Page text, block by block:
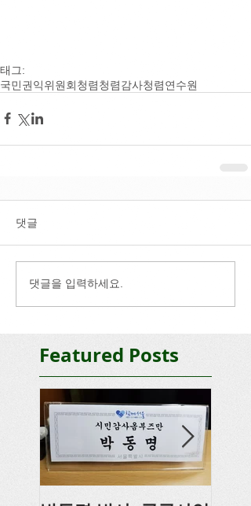
태그:
국민권익위원회청렴청렴감사청렴연수원
댓글
댓글을 입력하세요.
Featured Posts